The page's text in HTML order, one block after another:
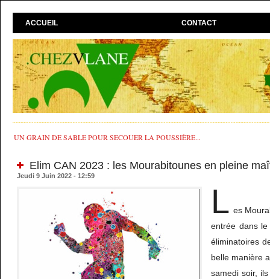
ACCUEIL CONTACT
UN GRAIN DE SABLE POUR SECOUER LA POUSSIÈRE...
Elim CAN 2023 : les Mourabitounes en pleine
Jeudi 9 Juin 2022 - 12:59
L es
entrée dans
éliminatoires
belle manière
samedi soir,